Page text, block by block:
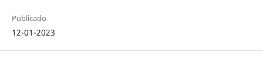
Publicado
12-01-2023